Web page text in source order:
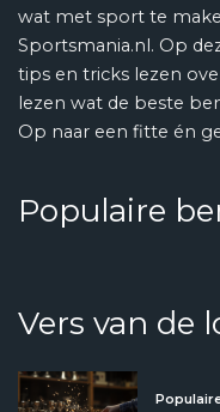
wat met sport te
Sportsmania.nl. Op
tips en tricks lezen
lezen wat de beste
Op naar een fitte én
Populaire
Vers van de